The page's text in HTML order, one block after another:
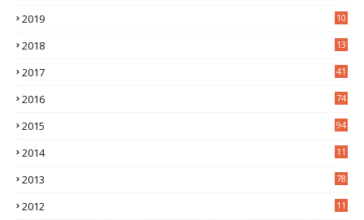
2019
10
2018
13
2017 41
2016 74
2015 94
2014
11
2013 78
2012
11